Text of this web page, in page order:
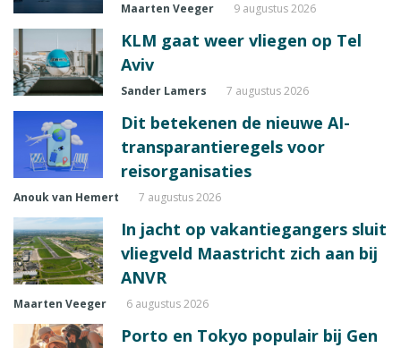
Maarten Veeger 9 augustus 2026
KLM gaat weer vliegen op Tel
Aviv
Sander Lamers 7 augustus 2026
Dit betekenen de nieuwe AI-
transparantieregels voor
reisorganisaties
Anouk van Hemert 7 augustus 2026
In jacht op vakantiegangers sluit
vliegveld Maastricht zich aan bij
ANVR
Maarten Veeger 6 augustus 2026
Porto en Tokyo populair bij Gen